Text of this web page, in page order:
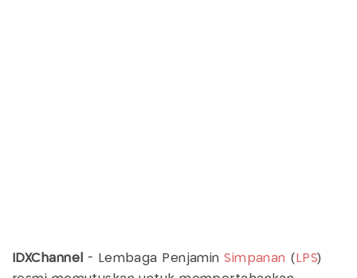
IDXChannel - Lembaga PenjaminSimpanan ( LPS)